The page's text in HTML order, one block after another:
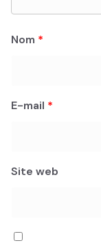
Nom *
E-mail *
Site web